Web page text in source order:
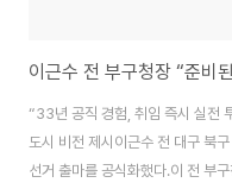
이근수 전 부구청장 “준비
“33년 공직 경험, 취임 즉시 실전
도시 비전 제시이근수 전 대구 북
선거 출마를 공식화했다.이 전 부